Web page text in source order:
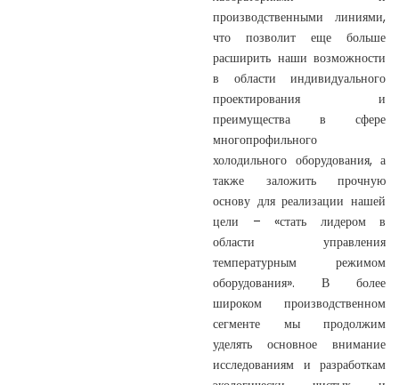
производственными линиями,
что позволит еще больше
расширить наши возможности
в области индивидуального
проектирования и
преимущества в сфере
многопрофильного
холодильного оборудования, а
также заложить прочную
основу для реализации нашей
цели – «стать лидером в
области управления
температурным режимом
оборудования». В более
широком производственном
сегменте мы продолжим
уделять основное внимание
исследованиям и разработкам